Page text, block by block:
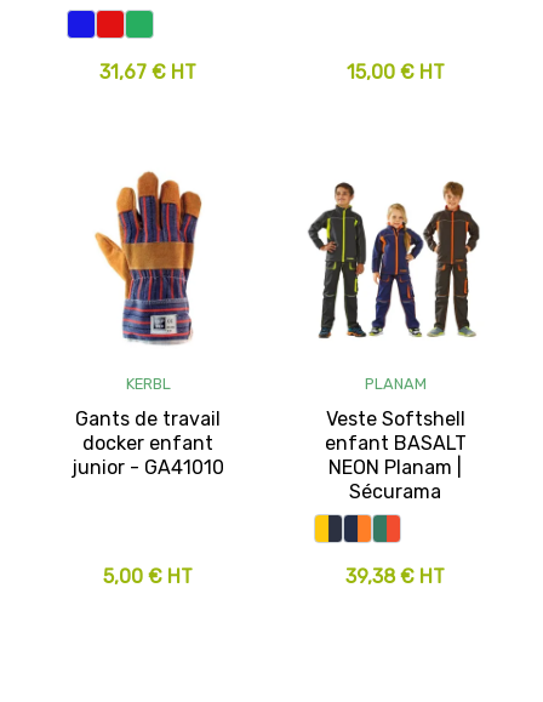
31,67 € HT 15,00 € HT
KERBL
Gants de travail
docker enfant
junior - GA41010
5,00 € HT
PLANAM
Veste Softshell
enfant BASALT
NEON Planam |
Sécurama
39,38 € HT